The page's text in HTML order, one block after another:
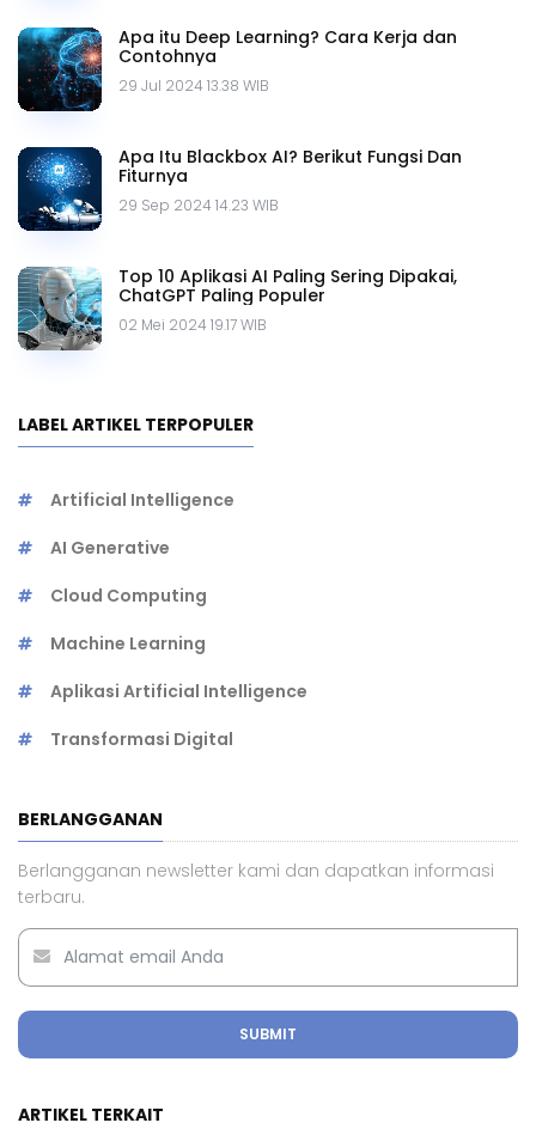
Apa itu Deep Learning? Cara Kerja dan
Contohnya
29 Jul 2024 13.38 WIB
Apa Itu Blackbox AI? Berikut Fungsi Dan
Fiturnya
29 Sep 2024 14.23 WIB
Top 10 Aplikasi AI Paling Sering Dipakai,
ChatGPT Paling Populer
02 Mei 2024 19.17 WIB
LABEL ARTIKEL TERPOPULER
Artificial Intelligence
AI Generative
Cloud Computing
Machine Learning
Aplikasi Artificial Intelligence
Transformasi Digital
BERLANGGANAN
Berlangganan newsletter kami dan dapatkan informasi
terbaru.
SUBMIT
ARTIKEL TERKAIT